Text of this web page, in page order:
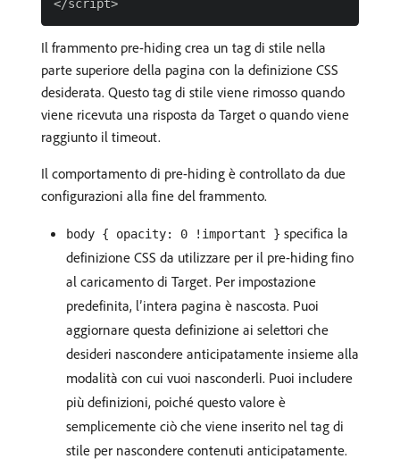
Il frammento pre-hiding crea un tag di stile nella
parte superiore della pagina con la definizione CSS
desiderata. Questo tag di stile viene rimosso quando
viene ricevuta una risposta da Target o quando viene
raggiunto il timeout.
Il comportamento di pre-hiding è controllato da due
configurazioni alla fine del frammento.
body { opacity: 0 !important } specifica la
definizione CSS da utilizzare per il pre-hiding fino
al caricamento di Target. Per impostazione
predefinita, l’intera pagina è nascosta. Puoi
aggiornare questa definizione ai selettori che
desideri nascondere anticipatamente insieme alla
modalità con cui vuoi nasconderli. Puoi includere
più definizioni, poiché questo valore è
semplicemente ciò che viene inserito nel tag di
stile per nascondere contenuti anticipatamente.